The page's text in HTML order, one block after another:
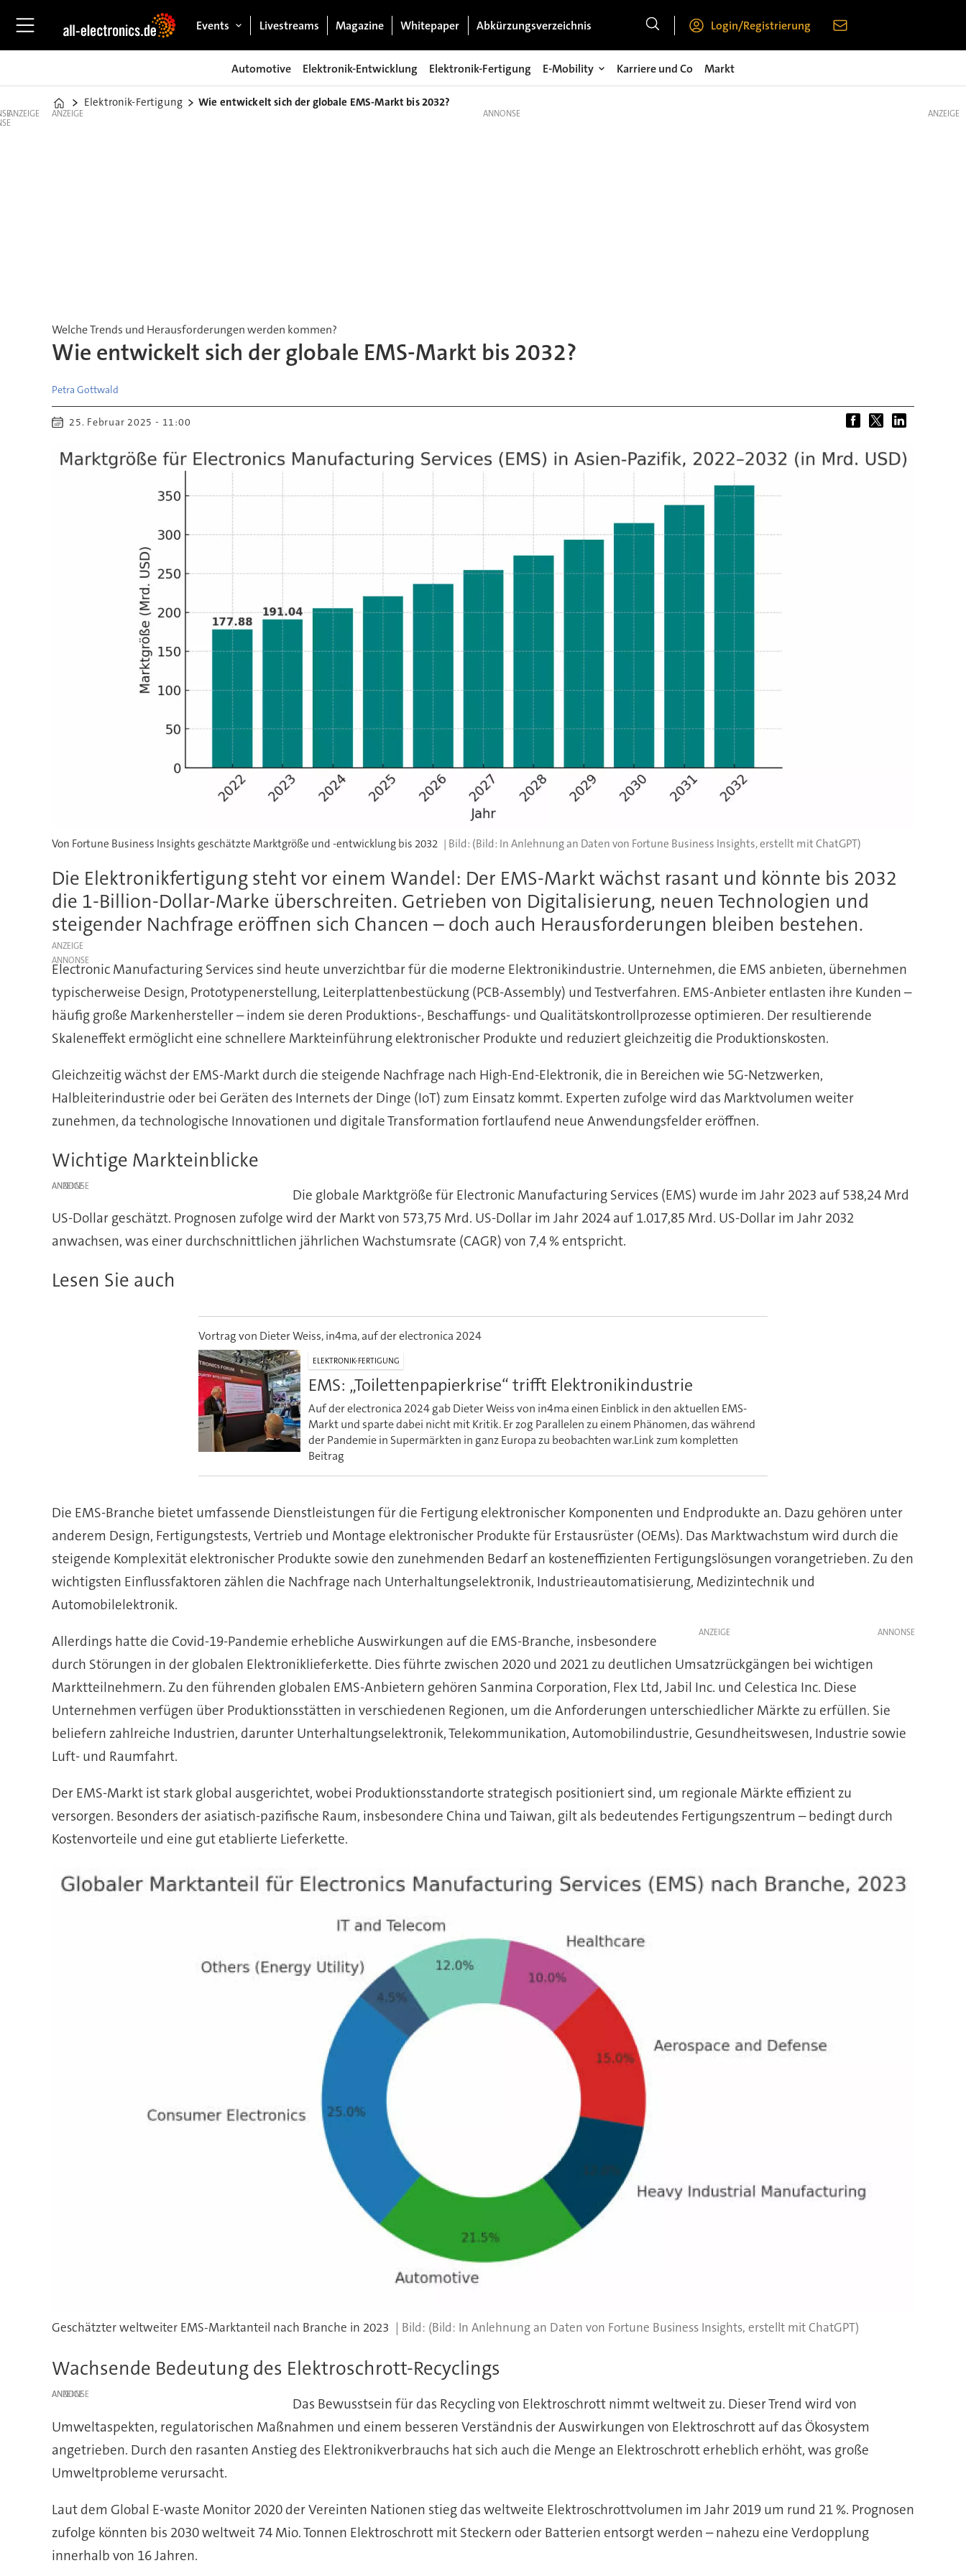
Events Livestreams Magazine Whitepaper Abkürzungsverzeichnis Login/Registrierung
Automotive Elektronik-Entwicklung Elektronik-Fertigung E-Mobility Karriere und Co Markt
Home
Elektronik-Fertigung Wie entwickelt sich der globale EMS-Markt bis 2032?
ANZEIGE ANZEIGE
Welche Trends und Herausforderungen werden kommen?
Wie entwickelt sich der globale EMS-Markt bis 2032?
Petra Gottwald
25. Februar 2025 - 11:00
Von Fortune Business Insights geschätzte Marktgröße und -entwicklung bis 2032 (Bild: In Anlehnung an Daten von Fortune Business Insights, erstellt mit ChatGPT)
Die Elektronikfertigung steht vor einem Wandel: Der EMS-Markt wächst rasant und könnte bis 2032
die 1-Billion-Dollar-Marke überschreiten. Getrieben von Digitalisierung, neuen Technologien und
steigender Nachfrage eröffnen sich Chancen – doch auch Herausforderungen bleiben bestehen.
ANZEIGE
Electronic Manufacturing Services sind heute unverzichtbar für die moderne Elektronikindustrie. Unternehmen, die EMS anbieten, übernehmen
typischerweise Design, Prototypenerstellung, Leiterplattenbestückung (PCB-Assembly) und Testverfahren. EMS-Anbieter entlasten ihre Kunden –
häufig große Markenhersteller – indem sie deren Produktions-, Beschaffungs- und Qualitätskontrollprozesse optimieren. Der resultierende
Skaleneffekt ermöglicht eine schnellere Markteinführung elektronischer Produkte und reduziert gleichzeitig die Produktionskosten.
Gleichzeitig wächst der EMS-Markt durch die steigende Nachfrage nach High-End-Elektronik, die in Bereichen wie 5G-Netzwerken,
Halbleiterindustrie oder bei Geräten des Internets der Dinge (IoT) zum Einsatz kommt. Experten zufolge wird das Marktvolumen weiter
zunehmen, da technologische Innovationen und digitale Transformation fortlaufend neue Anwendungsfelder eröffnen.
Wichtige Markteinblicke
ANZEIGE
Die globale Marktgröße für Electronic Manufacturing Services (EMS) wurde im Jahr 2023 auf 538,24 Mrd
US-Dollar geschätzt. Prognosen zufolge wird der Markt von 573,75 Mrd. US-Dollar im Jahr 2024 auf 1.017,85 Mrd. US-Dollar im Jahr 2032
anwachsen, was einer durchschnittlichen jährlichen Wachstumsrate (CAGR) von 7,4 % entspricht.
Lesen Sie auch
Vortrag von Dieter Weiss, in4ma, auf der electronica 2024
ELEKTRONIK-FERTIGUNG
EMS: „Toilettenpapierkrise“ trifft Elektronikindustrie
Auf der electronica 2024 gab Dieter Weiss von in4ma einen Einblick in den aktuellen EMS-
Markt und sparte dabei nicht mit Kritik. Er zog Parallelen zu einem Phänomen, das während
der Pandemie in Supermärkten in ganz Europa zu beobachten war.Link zum kompletten
Beitrag
Die EMS-Branche bietet umfassende Dienstleistungen für die Fertigung elektronischer Komponenten und Endprodukte an. Dazu gehören unter
anderem Design, Fertigungstests, Vertrieb und Montage elektronischer Produkte für Erstausrüster (OEMs). Das Marktwachstum wird durch die
steigende Komplexität elektronischer Produkte sowie den zunehmenden Bedarf an kosteneffizienten Fertigungslösungen vorangetrieben. Zu den
wichtigsten Einflussfaktoren zählen die Nachfrage nach Unterhaltungselektronik, Industrieautomatisierung, Medizintechnik und
Automobilelektronik.
ANZEIGE
Allerdings hatte die Covid-19-Pandemie erhebliche Auswirkungen auf die EMS-Branche, insbesondere
durch Störungen in der globalen Elektroniklieferkette. Dies führte zwischen 2020 und 2021 zu deutlichen Umsatzrückgängen bei wichtigen
Marktteilnehmern. Zu den führenden globalen EMS-Anbietern gehören Sanmina Corporation, Flex Ltd, Jabil Inc. und Celestica Inc. Diese
Unternehmen verfügen über Produktionsstätten in verschiedenen Regionen, um die Anforderungen unterschiedlicher Märkte zu erfüllen. Sie
beliefern zahlreiche Industrien, darunter Unterhaltungselektronik, Telekommunikation, Automobilindustrie, Gesundheitswesen, Industrie sowie
Luft- und Raumfahrt.
Der EMS-Markt ist stark global ausgerichtet, wobei Produktionsstandorte strategisch positioniert sind, um regionale Märkte effizient zu
versorgen. Besonders der asiatisch-pazifische Raum, insbesondere China und Taiwan, gilt als bedeutendes Fertigungszentrum – bedingt durch
Kostenvorteile und eine gut etablierte Lieferkette.
Geschätzter weltweiter EMS-Marktanteil nach Branche in 2023 (Bild: In Anlehnung an Daten von Fortune Business Insights, erstellt mit ChatGPT)
Wachsende Bedeutung des Elektroschrott-Recyclings
ANZEIGE
Das Bewusstsein für das Recycling von Elektroschrott nimmt weltweit zu. Dieser Trend wird von
Umweltaspekten, regulatorischen Maßnahmen und einem besseren Verständnis der Auswirkungen von Elektroschrott auf das Ökosystem
angetrieben. Durch den rasanten Anstieg des Elektronikverbrauchs hat sich auch die Menge an Elektroschrott erheblich erhöht, was große
Umweltprobleme verursacht.
Laut dem Global E-waste Monitor 2020 der Vereinten Nationen stieg das weltweite Elektroschrottvolumen im Jahr 2019 um rund 21 %. Prognosen
zufolge könnten bis 2030 weltweit 74 Mio. Tonnen Elektroschrott mit Steckern oder Batterien entsorgt werden – nahezu eine Verdopplung
innerhalb von 16 Jahren.
ANZEIGE